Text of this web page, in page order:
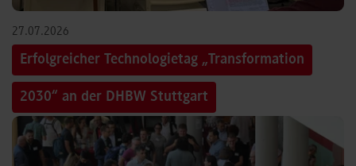
27.07.2026
Erfolgreicher Technologietag „Transformation
2030“ an der DHBW Stuttgart